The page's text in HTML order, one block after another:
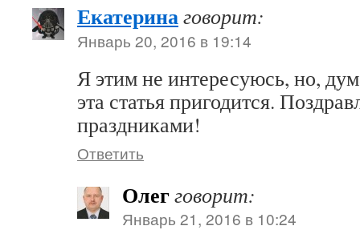
Екатеринаговорит:
Январь 20, 2016 в 19:14
Я этим не интересуюсь, но,
эта статья пригодится.
праздниками!
Ответить
Олегговорит:
Январь 21, 2016 в 10:24